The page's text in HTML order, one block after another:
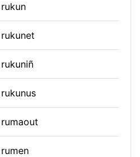
rukun
rukunet
rukuniñ
rukunus
rumaout
rumen